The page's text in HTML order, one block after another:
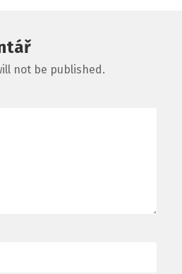
not be published.